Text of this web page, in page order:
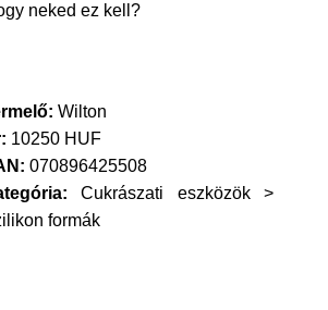
neked ez kell?
Wilton
10250 HUF
070896425508
Cukrászati eszközök >
formák